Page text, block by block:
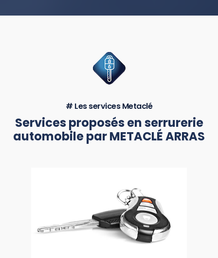
# Les services Metaclé
Services proposés en serrurerie
automobile par METACLÉ ARRAS